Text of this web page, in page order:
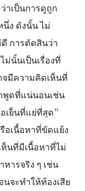
าเป็นการดูถูก
ง ดังนั้น ไม่
การตัดสินว่า
นั้นเป็นเรื่องที่
จมีความคิดเห็นที่
พูดที่แน่นอนเช่น
เย็นที่แย่ที่สุด”
อเนื้อหาที่ขัดแย้ง
นที่มีเนื้อหาที่ไม่
ารจริง ๆ เช่น
จะทำให้ท้องเสีย